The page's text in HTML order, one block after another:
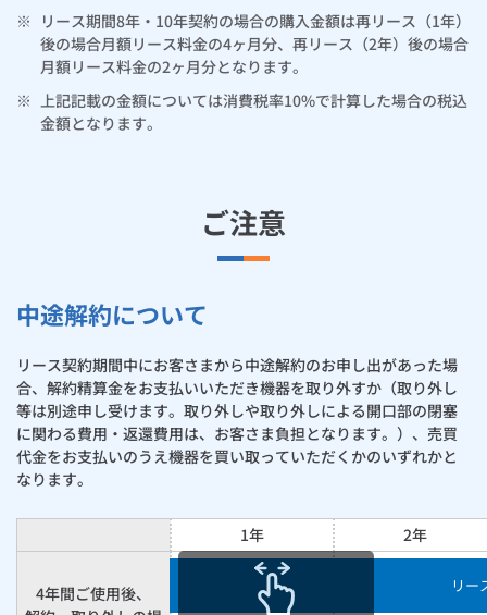
※
リース期間8年・10年契約の場合の購入金額は再リース（1年）
後の場合月額リース料金の4ヶ月分、再リース（2年）後の場合
月額リース料金の2ヶ月分となります。
※ 上記記載の金額については消費税率10%で計算した場合の税込
金額となります。
ご注意
中途解約について
リース契約期間中にお客さまから中途解約のお申し出があった場
合、解約精算金をお支払いいただき機器を取り外すか（取り外し
等は別途申し受けます。取り外しや取り外しによる開口部の閉塞
に関わる費用・返還費用は、お客さま負担となります。）、売買
代金をお支払いのうえ機器を買い取っていただくかのいずれかと
なります。
1年 2年
4年間ご使用後、
リー